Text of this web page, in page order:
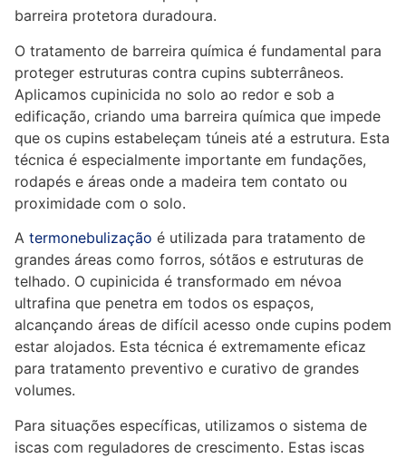
barreira protetora duradoura.
O tratamento de barreira química é fundamental para
proteger estruturas contra cupins subterrâneos.
Aplicamos cupinicida no solo ao redor e sob a
edificação, criando uma barreira química que impede
que os cupins estabeleçam túneis até a estrutura. Esta
técnica é especialmente importante em fundações,
rodapés e áreas onde a madeira tem contato ou
proximidade com o solo.
A termonebulização é utilizada para tratamento de
grandes áreas como forros, sótãos e estruturas de
telhado. O cupinicida é transformado em névoa
ultrafina que penetra em todos os espaços,
alcançando áreas de difícil acesso onde cupins podem
estar alojados. Esta técnica é extremamente eficaz
para tratamento preventivo e curativo de grandes
volumes.
Para situações específicas, utilizamos o sistema de
iscas com reguladores de crescimento. Estas iscas